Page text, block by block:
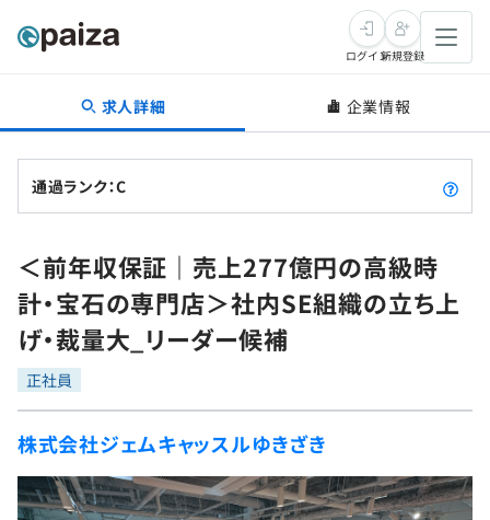
転職・キャリア
転職成功ガイド
転職エージェント
インタビュー
転職成功ガイド
新卒就活
求人検索
本選考
インターン
新卒エージェント
イベント・セミナー
学習
問題集
4択課題
ナレッジ
プログラミング言語
評価結果一覧
ゲーム・マンガ
Tech Team Journal
paizaとは？
ログイン新規登録
求人詳細 企業情報
通過ランク：C
＜前年収保証｜売上277億円の高級時
計・宝石の専門店＞社内SE組織の立ち上
げ・裁量大_リーダー候補
正社員
株式会社ジェムキャッスルゆきざき